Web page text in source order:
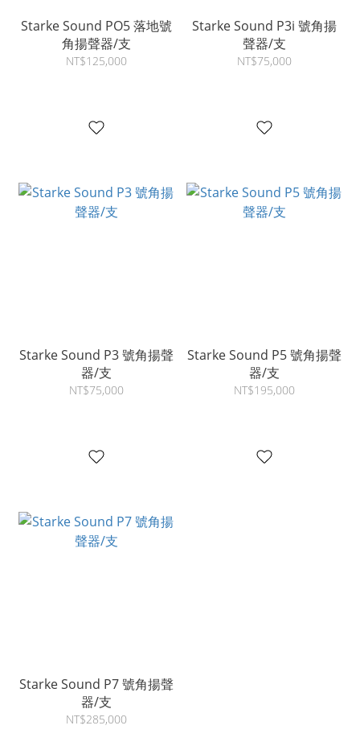
Starke Sound PO5 落地號
角揚聲器/支
NT$125,000
Starke Sound P3i 號角揚
聲器/支
NT$75,000
Starke Sound P3 號角揚聲
器/支
NT$75,000
Starke Sound P5 號角揚聲
器/支
NT$195,000
Starke Sound P7 號角揚聲
器/支
NT$285,000